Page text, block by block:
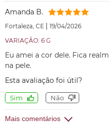
Amanda B.
Fortaleza, CE | 19/04/2026
VARIAÇÃO: 6 G
Eu amei a cor dele. Fica
na pele.
Esta avaliação foi útil?
Sim Não
Mais comentários